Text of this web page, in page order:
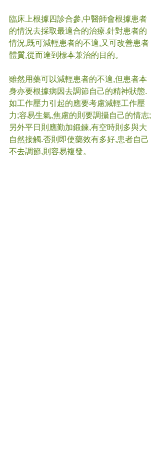
臨床上根據四診合參,中醫師會根據患者
的情況去採取最適合的治療.針對患者的
情況,既可減輕患者的不適,又可改善患者
體質,從而達到標本兼治的目的。
雖然用藥可以減輕患者的不適,但患者本
身亦要根據病因去調節自己的精神狀態.
如工作壓力引起的應要考慮減輕工作壓
力;容易生氣,焦慮的則要調攝自己的情志;
另外平日則應勤加鍛鍊,有空時則多與大
自然接觸.否則即使藥效有多好,患者自己
不去調節,則容易複發。